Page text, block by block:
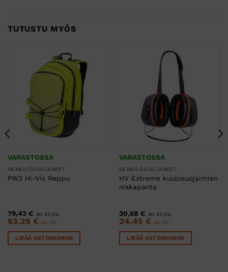
TUTUSTU MYÖS
VARASTOSSA
HENKILÖSUOJAIMET
PW3 Hi-Vis Reppu
79,43 € alv 25,5%
63,29 € alv 0%
LISÄÄ OSTOSKORIIN
VARASTOSSA
HENKILÖSUOJAIMET
HV Extreme kuulosuojaimien
niskapanta
30,68 € alv 25,5%
24,45 € alv 0%
LISÄÄ OSTOSKORIIN